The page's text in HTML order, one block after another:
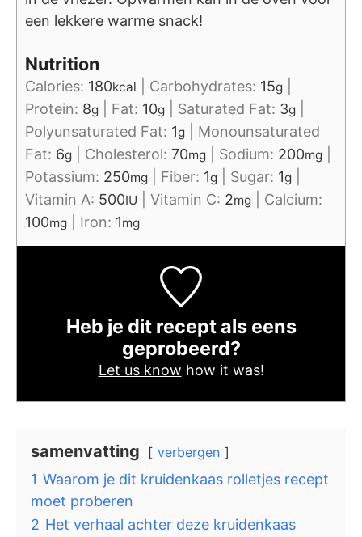
een lekkere warme snack!
Nutrition
Calories: 180kcal Carbohydrates: 15g
Protein: 8g Fat: 10g Saturated Fat: 3g
Polyunsaturated Fat: 1g
Monounsaturated
Fat: 6g Cholesterol: 70mg Sodium: 200mg
Potassium: 250mg Fiber: 1g Sugar: 1g
Vitamin A: 500IU Vitamin C: 2mg
Calcium:
100mg Iron: 1mg
Heb je dit recept als eens
geprobeerd?
Let us know how it was!
samenvatting verbergen
1 Waarom je dit kruidenkaas rolletjes recept
moet proberen
2 Het verhaal achter deze kruidenkaas